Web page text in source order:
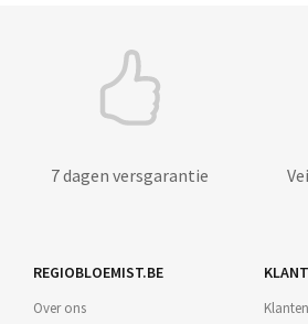
7 dagen versgarantie
REGIOBLOEMIST.BE
Over ons